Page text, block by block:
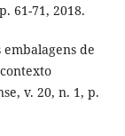
61-71, 2018.
embalagens de
v. 20, n. 1, p.